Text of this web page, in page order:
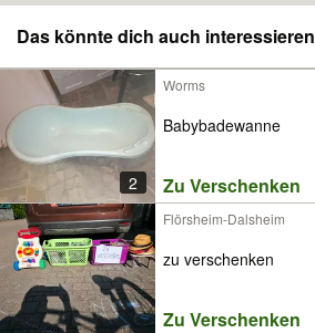
Das könnte dich auch interessieren
2
Worms
Babybadewanne
Zu Verschenken
Flörsheim-Dalsheim
zu verschenken
Zu Verschenken